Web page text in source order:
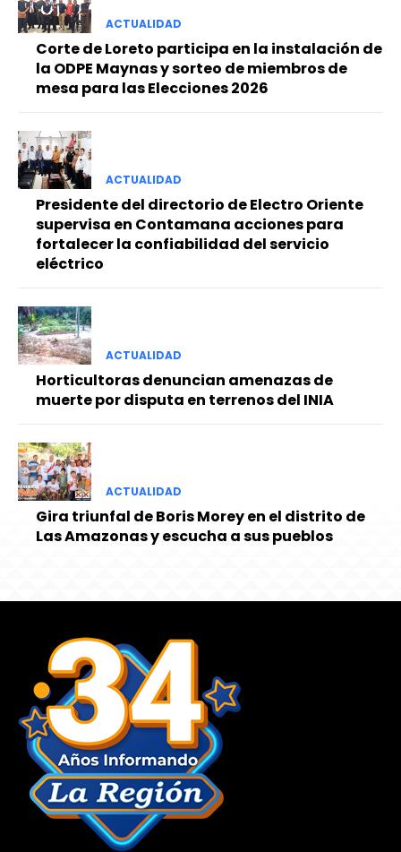
ACTUALIDAD
Corte de Loreto participa en la instalación de
la ODPE Maynas y sorteo de miembros de
mesa para las Elecciones 2026
ACTUALIDAD
Presidente del directorio de Electro Oriente
supervisa en Contamana acciones para
fortalecer la confiabilidad del servicio
eléctrico
ACTUALIDAD
Horticultoras denuncian amenazas de
muerte por disputa en terrenos del INIA
ACTUALIDAD
Gira triunfal de Boris Morey en el distrito de
Las Amazonas y escucha a sus pueblos